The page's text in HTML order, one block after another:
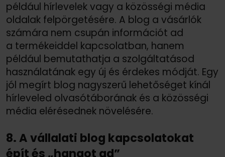
például hírlevelek vagy a közösségi média
oldalak felpörgetésére. A blog a vásárlók
számára nem csupán információt ad
a termékeiddel kapcsolatban, hanem
például bemutathatja a szolgáltatásod
használatának egy új és érdekes módját. Egy
jól megírt blog nagyszerű lehetőséget kínál
hírleveled olvasótáborának és a közösségi
média elérésednek növelésére.
8. A vállalati blog kapcsolatokat
épít és „hangot ad”